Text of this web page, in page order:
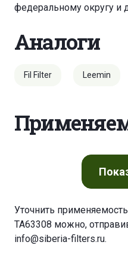
федеральному округу и
Аналоги
Fil Filter Leemin
Уточнить
TA63308 можно,
info@siberia-filters.ru.